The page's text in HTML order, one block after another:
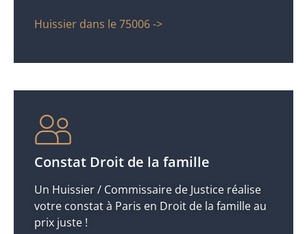
Huissier dans le 75006 ->
Constat Droit de la famille
Un Huissier / Commissaire de Justice réalise
votre constat à Paris en Droit de la famille au
prix juste !